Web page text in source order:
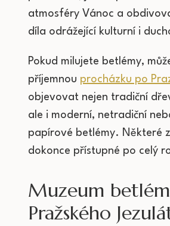
atmosféry Vánoc a
díla odrážející kulturní i
Pokud milujete betlémy,
příjemnou procházku po
objevovat nejen tradiční
ale i moderní, netradiční
papírové betlémy. Některé
dokonce přístupné po celý
Muzeum
Pražského